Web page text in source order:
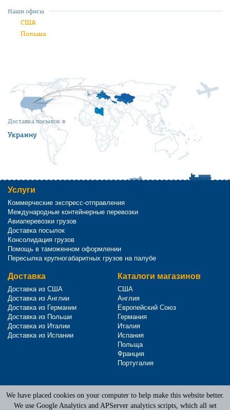
Доставка посылок в
Украину
Наши офисы
США
Польша
Услуги
Коммерческие экспресс-отправления
Международные контейнерные перевозки
Авиаперевозки грузов
Доставка посылок
Консолидация грузов
Помощь в таможенном оформлении
Пересылка крупногабаритных грузов на палубе
Доставка
Доставка из США
Доставка из Англии
Доставка из Германии
Доставка из Польши
Доставка из Италии
Доставка из Испании
Каталоги магазинов
США
Англия
Европейский Союз
Германия
Италия
Испания
Польща
Франция
Португалия
Terms of Service Privacy Policy
We have placed cookies on your computer to help make this website better.
We use Google Analytics and APServer analytics scripts, which all set